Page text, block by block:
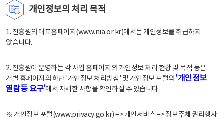
개인정보의 처리 목적
1. 진흥원의 대표홈페이지(www.nia.or.kr)에서는 개인정보를 취급하지
않습니다.
2. 진흥원이 운영하는 각 사업 홈페이지의 개인정보 처리 현황 및 목적 등은
개별 홈페이지의 하단 '개인정보 처리방침' 및 개인정보 포털의 '개인정보
열람등 요구'에서 자세한 사항을 확인하실 수 있습니다.
※ 개인정보 포털(www.privacy.go.kr) => 개인서비스 => 정보주체 권리행사